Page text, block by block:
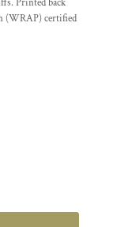
Printed back
(WRAP) certified